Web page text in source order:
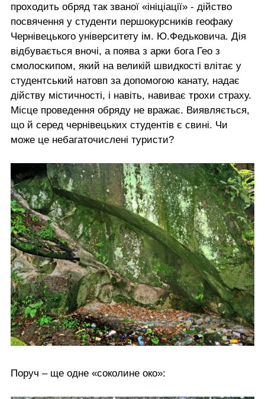
проходить обряд так званої «ініціації» - дійство
посвячення у студенти першокурсників геофаку
Чернівецького університету ім. Ю.Федьковича. Дія
відбувається вночі, а поява з арки бога Гео з
смолоскипом, який на великій швидкості влітає у
студентський натовп за допомогою канату, надає
дійству містичності, і навіть, навиває трохи страху.
Місце проведення обряду не вражає. Виявляється,
що й серед чернівецьких студентів є свині. Чи
може це небагаточислені туристи?
Поруч – ще одне «соколине око»: